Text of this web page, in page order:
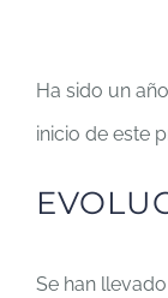
Ha sido un
inicio de este
Se han